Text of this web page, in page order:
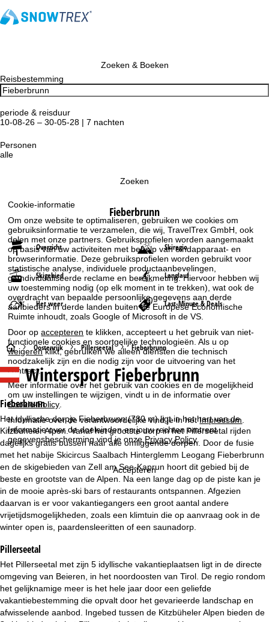
Cookie-informatie
Om onze website te optimaliseren, gebruiken we cookies om
gebruiksinformatie te verzamelen, die wij, TravelTrex GmbH, ook
delen met onze partners. Gebruiksprofielen worden aangemaakt
op basis van uw activiteiten met behulp van eindapparaat- en
browserinformatie. Deze gebruiksprofielen worden gebruikt voor
statistische analyse, individuele productaanbevelingen,
geïndividualiseerde reclame en bereikmeting. Hiervoor hebben wij
uw toestemming nodig (op elk moment in te trekken), wat ook de
overdracht van bepaalde persoonlijke gegevens aan derde
aanbieders in derde landen buiten de Europese Economische
Ruimte inhoudt, zoals Google of Microsoft in de VS.
Door opaccepteren te klikken, accepteert u het gebruik van niet-
functionele cookies en soortgelijke technologieën. Als u op
weigerenklikt, gebruiken we alleen diensten die technisch
noodzakelijk zijn en die nodig zijn voor de uitvoering van het
contract.
Meer informatie over het gebruik van cookies en de mogelijkheid
om uw instellingen te wijzigen, vindt u in de informatie over
Cookie-Policy
Informatie over de verantwoordelijke vind je in hetImpressum
Informatie over de doeleinden en jouw rechten omtrent
gegevensbescherming vind je onze Privacy Policy
Accepteren
Zoeken & Boeken
Reisbestemming
periode & reisduur
10-08-26 – 30-05-28 | 7 nachten
Personen
alle
Zoeken
Fieberbrunn
Overzicht Skiregio
Skigebied Langlauf
Het weer Last-Minute & Deals
S
t
a
r
t
p
a
g
n
a
Oostenrijk Pillerseetal Fieberbrunn
WintersportFieberbrunn
Fieberbrunn
Het idyllische dorpje Fieberbrunn (780 m) ligt in het hart van de
Kitzbüheler Alpen. Vanaf het grootste dorp in het Pillerseetal rijden
dagelijks gratis bussen naar alle omliggende dorpen. Door de fusie
met het nabije Skicircus Saalbach Hinterglemm Leogang Fieberbrunn
en de skigebieden van Zell am See-Kaprun hoort dit gebied bij de
beste en grootste van de Alpen. Na een lange dag op de piste kan je
in de mooie après-ski bars of restaurants ontspannen. Afgezien
daarvan is er voor vakantiegangers een groot aantal andere
vrijetijdsmogelijkheden, zoals een klimtuin die op aanvraag ook in de
winter open is, paardensleeritten of een saunadorp.
Pillerseetal
Het Pillerseetal met zijn 5 idyllische vakantieplaatsen ligt in de directe
omgeving van Beieren, in het noordoosten van Tirol. De regio rondom
het gelijknamige meer is het hele jaar door een geliefde
vakantiebestemming die opvalt door het gevarieerde landschap en
afwisselende aanbod. Ingebed tussen de Kitzbüheler Alpen bieden de